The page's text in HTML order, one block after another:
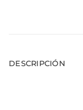
DESCRIPCIÓN